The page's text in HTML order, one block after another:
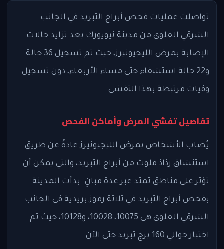
تواصلت عمليات فحص أبراج التبريد في الجانب
الشرقي العلوي من مدينة نيويورك بعد تزايد حالات
الإصابة بمرض الليجيونيرز، حيث تم تسجيل 36 حالة
و22 حالة استشفاء حتى مساء الأربعاء، دون تسجيل
وفيات مرتبطة بهذا التفشي.
تفاصيل تفشي المرض وأماكن الفحص
يُصاب الأشخاص بمرض الليجيونيرز عادةً عن طريق
استنشاق رذاذ ملوث من أبراج التبريد، والتي يمكن أن
تؤثر على مناطق تمتد عبر عدة مبانٍ. بدأت المدينة
بفحص أبراج التبريد في ثلاثة رموز بريدية في الجانب
الشرقي العلوي هي 10075، 10028، و10128، حيث تم
اختبار حوالي 160 برج تبريد حتى الآن.